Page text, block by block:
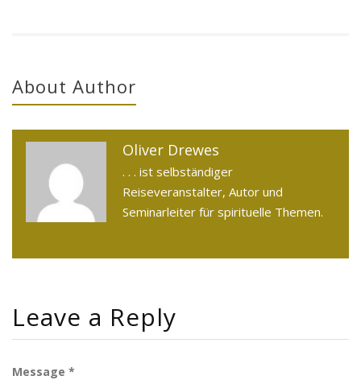
About Author
Oliver Drewes
. . . ist selbständiger
Reiseveranstalter, Autor und
Seminarleiter für spirituelle Themen.
Leave a Reply
Message *